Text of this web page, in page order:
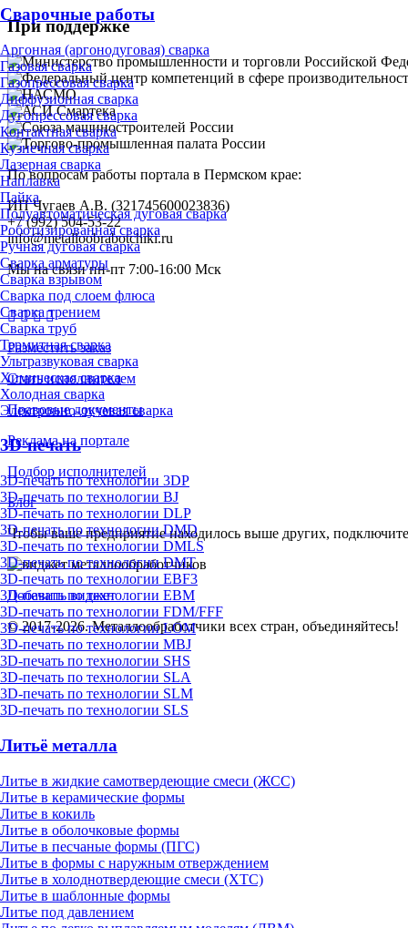
Сварочные работы
Аргонная (аргонодуговая) сварка
Газовая сварка
Газопрессовая сварка
Диффузионная сварка
Дугопрессовая сварка
Контактная сварка
Кузнечная сварка
Лазерная сварка
Наплавка
Пайка
Полуавтоматическая дуговая сварка
Роботизированная сварка
Ручная дуговая сварка
Сварка арматуры
Сварка взрывом
Сварка под слоем флюса
Сварка трением
Сварка труб
Термитная сварка
Ультразвуковая сварка
Химическая сварка
Холодная сварка
Электронно-лучевая сварка
3D-печать
3D-печать по технологии 3DP
3D-печать по технологии BJ
3D-печать по технологии DLP
3D-печать по технологии DMD
3D-печать по технологии DMLS
3D-печать по технологии DMT
3D-печать по технологии EBF3
3D-печать по технологии EBM
3D-печать по технологии FDM/FFF
3D-печать по технологии LOM
3D-печать по технологии MBJ
3D-печать по технологии SHS
3D-печать по технологии SLA
3D-печать по технологии SLM
3D-печать по технологии SLS
Литьё металла
Литье в жидкие самотвердеющие смеси (ЖСС)
Литье в керамические формы
Литье в кокиль
Литье в оболочковые формы
Литье в песчаные формы (ПГС)
Литье в формы с наружным отверждением
Литье в холоднотвердеющие смеси (ХТС)
Литье в шаблонные формы
Литье под давлением
При поддержке
По вопросам работы портала в Пермском крае:
ИП Чугаев А.В. (321745600023836)
+7 (992) 504-53-22
info@metalloobrabotchiki.ru
Мы на связи пн-пт 7:00-16:00 Мск
Разместить заказ
Стать исполнителем
Правовые документы
Реклама на портале
Подбор исполнителей
Блог
Чтобы ваше предприятие находилось выше других,
Добавить виджет
© 2017-2026. Металлообработчики всех стран, объединяйтесь!